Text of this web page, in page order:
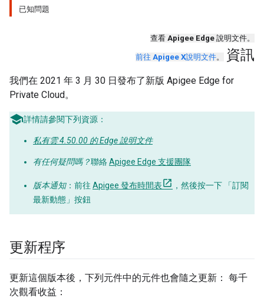
已知問題
查看 Apigee Edge 說明文件。
前往 Apigee X說明文件。 資訊
我們在 2021 年 3 月 30 日發布了新版 Apigee Edge for
Private Cloud。
詳情請參閱下列資源：
私有雲 4.50.00 的 Edge 說明文件
有任何疑問嗎？聯絡Apigee Edge 支援團隊
版本通知：前往 Apigee 發布時間表
，然後按一下 「訂閱
最新動態」 按鈕
更新程序
更新這個版本後，下列元件中的元件也會隨之更新： 每千
次觀看收益：